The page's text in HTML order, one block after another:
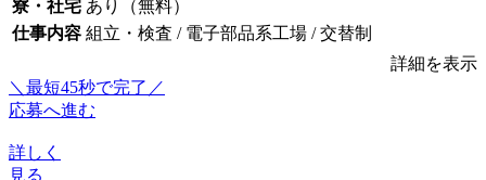
寮・社宅 あり（無料）
仕事内容 組立・検査 / 電子部品系工場 / 交替制
詳細を表示
＼最短45秒で完了／
応募へ進む
詳しく
見る